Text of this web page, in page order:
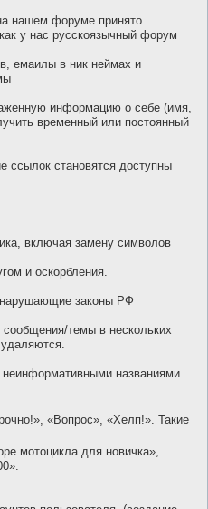
нашем форуме принято
у нас русскоязычный форум
емаилы в ник неймах и
информацию о себе (имя,
временный или постоянный
ссылок становятся доступны
включая замену символов
и оскорбления.
законы РФ
темы в нескольких
названиями.
«Вопрос», «Хелп!». Такие
мотоцикла для новичка»,